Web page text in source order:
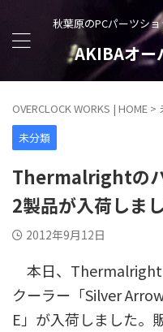
秋葉原のPCパーツショ
AKIBAオー
OVERCLOCK WORKS | HOME >
未分類
Thermalrightの
2製品が入荷しま
2012年9月12日
本日、Thermalright
クーラー「Silver
E」が入荷しました。